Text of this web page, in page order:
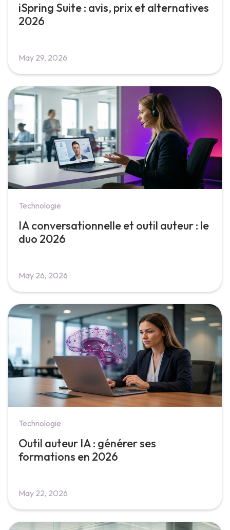
iSpring Suite : avis, prix et alternatives
2026
May 29, 2026
Technologie
IA conversationnelle et outil auteur : le
duo 2026
May 26, 2026
Technologie
Outil auteur IA : générer ses
formations en 2026
May 22, 2026